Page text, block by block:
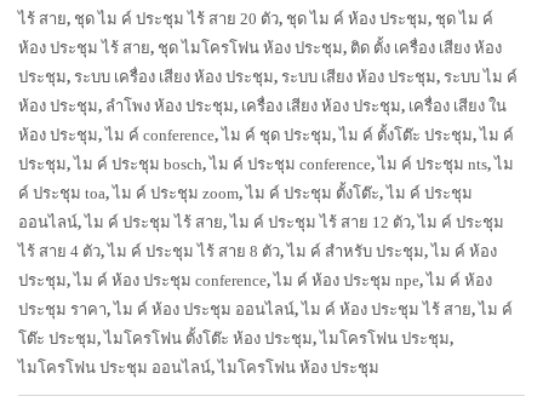
ไร้ สาย, ชุด ไม ค์ ประชุม ไร้ สาย 20 ตัว, ชุด ไม ค์ ห้อง ประชุม, ชุด ไม ค์
ห้อง ประชุม ไร้ สาย, ชุด ไมโครโฟน ห้อง ประชุม, ติด ตั้ง เครื่อง เสียง ห้อง
ประชุม, ระบบ เครื่อง เสียง ห้อง ประชุม, ระบบ เสียง ห้อง ประชุม, ระบบ ไม ค์
ห้อง ประชุม, ลำโพง ห้อง ประชุม, เครื่อง เสียง ห้อง ประชุม, เครื่อง เสียง ใน
ห้อง ประชุม,ไม ค์ conference,ไม ค์ ชุด ประชุม,ไม ค์ ตั้งโต๊ะ ประชุม,ไม ค์
ประชุม,ไม ค์ ประชุม bosch,ไม ค์ ประชุม conference,ไม ค์ ประชุม nts,ไม
ค์ ประชุม toa,ไม ค์ ประชุม zoom,ไม ค์ ประชุม ตั้งโต๊ะ,ไม ค์ ประชุม
ออนไลน์,ไม ค์ ประชุม ไร้ สาย,ไม ค์ ประชุม ไร้ สาย 12 ตัว,ไม ค์ ประชุม
ไร้ สาย 4 ตัว,ไม ค์ ประชุม ไร้ สาย 8 ตัว,ไม ค์ สำหรับ ประชุม,ไม ค์ ห้อง
ประชุม,ไม ค์ ห้อง ประชุม conference,ไม ค์ ห้อง ประชุม npe,ไม ค์ ห้อง
ประชุม ราคา,ไม ค์ ห้อง ประชุม ออนไลน์,ไม ค์ ห้อง ประชุม ไร้ สาย,ไม ค์
โต๊ะ ประชุม,ไมโครโฟน ตั้งโต๊ะ ห้อง ประชุม,ไมโครโฟน ประชุม,
ไมโครโฟน ประชุม ออนไลน์,ไมโครโฟน ห้อง ประชุม